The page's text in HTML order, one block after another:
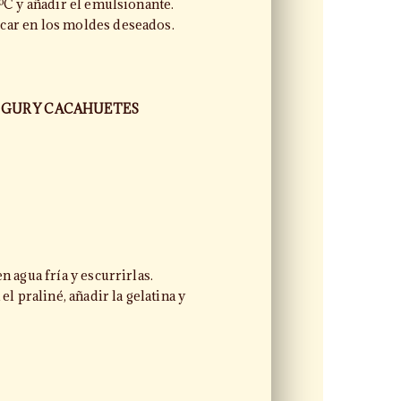
y añadir el emulsionante.
en los moldes deseados.
Y CACAHUETES
agua fría y escurrirlas.
el praliné, añadir la gelatina y